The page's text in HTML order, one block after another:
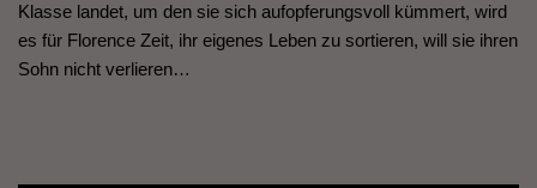
Klasse landet, um den sie sich aufopferungsvoll kümmert, wird
es für Florence Zeit, ihr eigenes Leben zu sortieren, will sie ihren
Sohn nicht verlieren…